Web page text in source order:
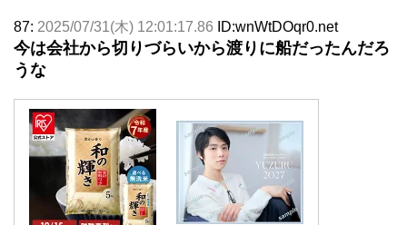
87: 2025/07/31(木) 12:01:17.86 ID:wnWtDOqr0.net
今は会社から切りづらいから渡りに船だったんだろ
うな